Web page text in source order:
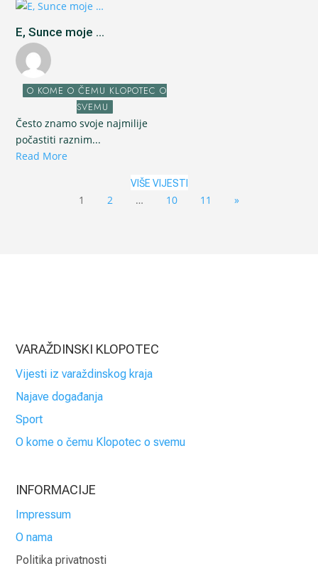
E, Sunce moje ...
O KOME O ČEMU KLOPOTEC O
SVEMU
Često znamo svoje najmilije
počastiti raznim...
Read More
VIŠE VIJESTI
1 2 … 10 11 »
VARAŽDINSKI KLOPOTEC
Vijesti iz varaždinskog kraja
Najave događanja
Sport
O kome o čemu Klopotec o svemu
INFORMACIJE
Impressum
O nama
Politika privatnosti